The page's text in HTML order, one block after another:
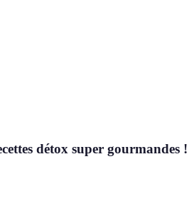
détox super gourmandes !